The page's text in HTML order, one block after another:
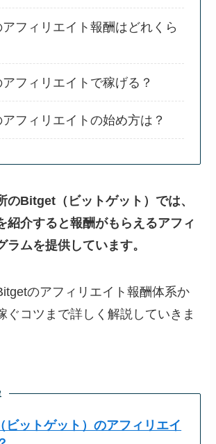
フィリエイト報酬はどれくら
フィリエイトで稼げる？
フィリエイトの始め方は？
のBitget（ビットゲット）では、
紹介すると報酬がもらえるアフィ
ラムを提供しています。
のアフィリエイト報酬体系か
ぐコツまで詳しく解説していきま
ビットゲット）のアフィリエイ